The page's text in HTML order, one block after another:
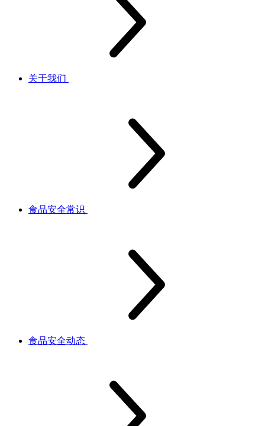
关于我们
食品安全常识
食品安全动态